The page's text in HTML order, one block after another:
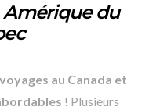
Amérique du
voyages au Canada et
! Plusieurs